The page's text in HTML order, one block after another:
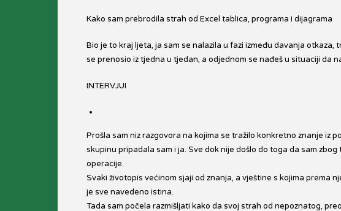
Kako sam prebrodila strah od Excel tablica, programa i dijagrama
Bio je to kraj ljeta, ja sam se nalazila u fazi između davanja
se prenosio iz tjedna u tjedan, a odjednom se nađeš u situaciji da
INTERVJUI
Prošla sam niz razgovora na kojima se tražilo konkretno znanje iz
skupinu pripadala sam i ja. Sve dok nije došlo do toga da sam
operacije.
Svaki životopis većinom sjaji od znanja, a vještine s kojima prema
je sve navedeno istina.
Tada sam počela razmišljati kako da svoj strah od nepoznatog,